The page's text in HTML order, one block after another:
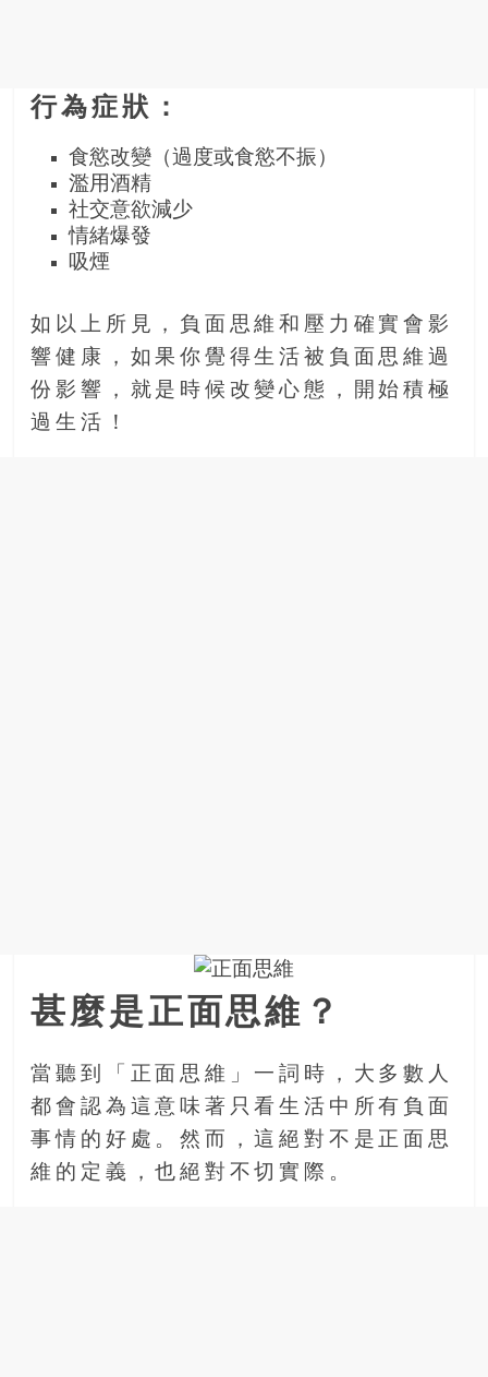
行為症狀：
食慾改變（過度或食慾不振）
濫用酒精
社交意欲減少
情緒爆發
吸煙
如以上所見，負面思維和壓力確實會影
響健康，如果你覺得生活被負面思維過
份影響，就是時候改變心態，開始積極
過生活！
甚麼是正面思維？
當聽到「正面思維」一詞時，大多數人
都會認為這意味著只看生活中所有負面
事情的好處。然而，這絕對不是正面思
維的定義，也絕對不切實際。